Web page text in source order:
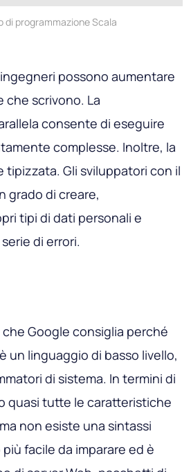
di programmazione Scala
possono aumentare
che scrivono. La
consente di eseguire
complesse. Inoltre, la
Gli sviluppatori con il
grado di creare,
tipi di dati personali e
di errori.
Google consiglia perché
un linguaggio di basso livello,
di sistema. In termini di
quasi tutte le caratteristiche
non esiste una sintassi
facile da imparare ed è